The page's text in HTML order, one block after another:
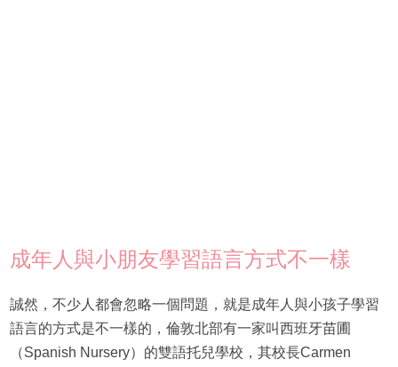
成年人與小朋友學習語言方式不一樣
誠然，不少人都會忽略一個問題，就是成年人與小孩子學習
語言的方式是不一樣的，倫敦北部有一家叫西班牙苗圃
（Spanish Nursery）的雙語托兒學校，其校長Carmen